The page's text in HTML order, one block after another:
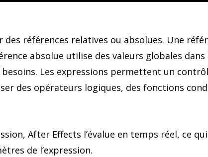
des références relatives ou absolues. Une
absolue utilise des valeurs globales
Les expressions permettent un
des opérateurs logiques, des fonctions
After Effects l’évalue en temps réel, ce
de l’expression.